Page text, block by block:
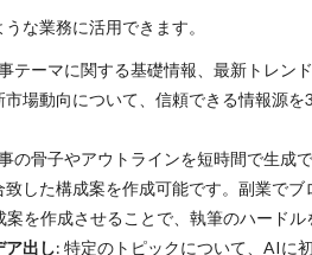
な業務に活用できます。
テーマに関する基礎情報、最新トレン
市場動向について、信頼できる情報源
の骨子やアウトラインを短時間で生成
した構成案を作成可能です。副業で
を作成させることで、執筆のハードル
ア出し: 特定のトピックについて、AIに